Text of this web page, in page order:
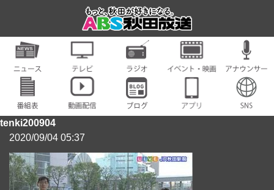
tenki200904
2020/09/04 05:37